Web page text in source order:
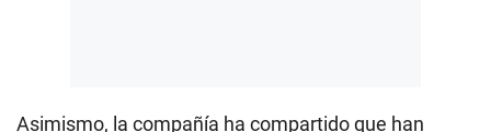
Asimismo, la compañía ha compartido que han